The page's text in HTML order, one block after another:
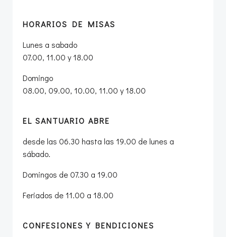
HORARIOS DE MISAS
Lunes a sabado
07.00, 11.00 y 18.00
Domingo
08.00, 09.00, 10.00, 11.00 y 18.00
EL SANTUARIO ABRE
desde las 06.30 hasta las 19.00 de lunes a
sábado.
Domingos de 07.30 a 19.00
Feriados de 11.00 a 18.00
CONFESIONES Y BENDICIONES